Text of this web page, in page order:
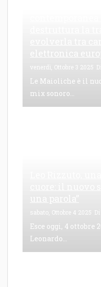
venerdì, Ottobre 3 2025 Di
Le Maioliche è il
mix sonoro...
sabato, Ottobre 4 2025 Di
Esce oggi, 4 ottobre
Leonardo...